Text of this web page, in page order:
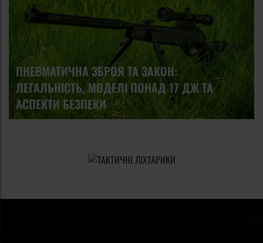
ПНЕВМАТИЧНА ЗБРОЯ ТА ЗАКОН:
ЛЕГАЛЬНІСТЬ, МОДЕЛІ ПОНАД 17 ДЖ ТА
АСПЕКТИ БЕЗПЕКИ